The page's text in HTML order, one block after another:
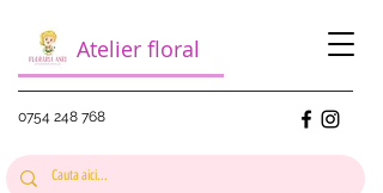
0754 248 768
Atelier floral